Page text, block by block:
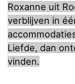
Roxanne uit
verblijven in
Liefde, dan
vinden.